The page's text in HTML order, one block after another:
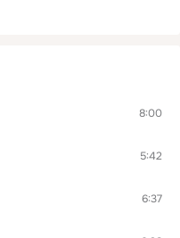
8:00
5:42
6:37